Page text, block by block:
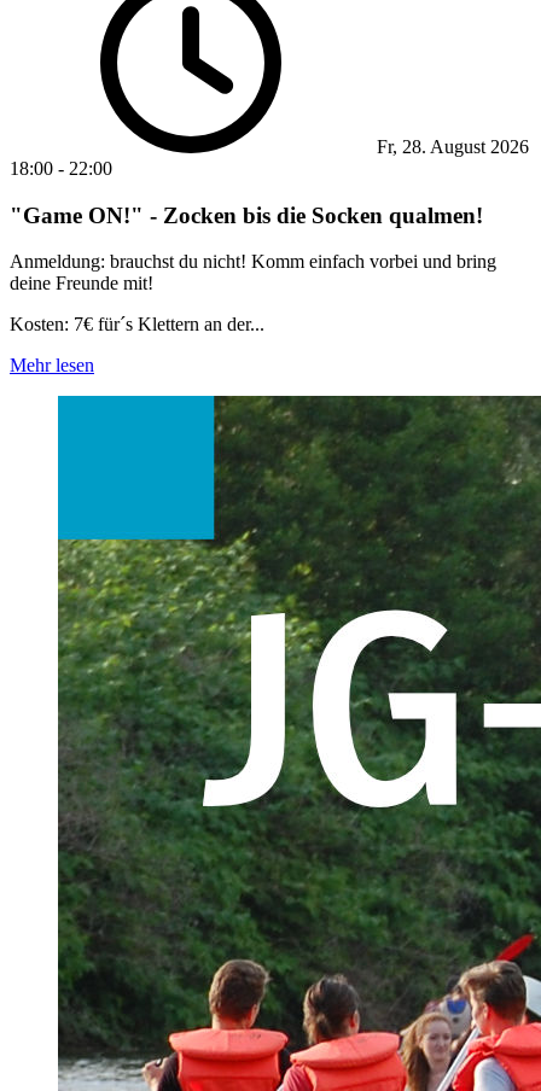
Fr, 28. August 2026
18:00 - 22:00
"Game ON!" - Zocken bis die Socken qualmen!
Anmeldung: brauchst du nicht! Komm einfach vorbei und bring
deine Freunde mit!
Kosten: 7€ für´s Klettern an der...
Mehr lesen